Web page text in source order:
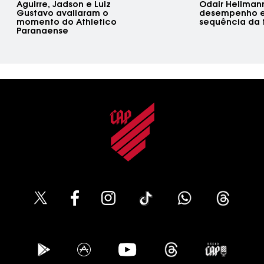
Aguirre, Jadson e Luiz
Gustavo avaliaram o
momento do Athletico
Paranaense
Odair
desempenho
sequência da